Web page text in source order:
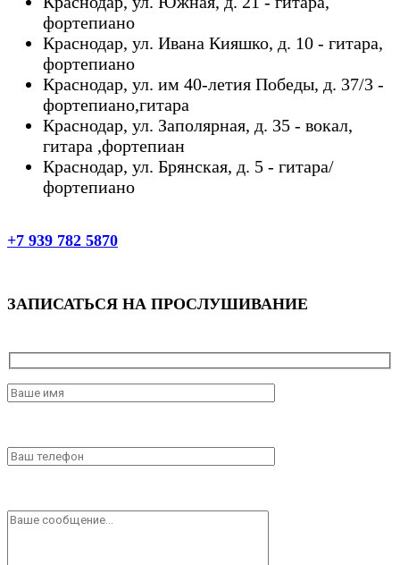
фортепиано
Краснодар, ул. Ивана Кияшко, д. 10 - гитара,
фортепиано
Краснодар, ул. им 40-летия Победы, д. 37/3 -
фортепиано,гитара
Краснодар, ул. Заполярная, д. 35 - вокал,
гитара ,фортепиан
Краснодар, ул. Брянская, д. 5 - гитара/
фортепиано
+7 939 782 5870
ЗАПИСАТЬСЯ НА ПРОСЛУШИВАНИЕ